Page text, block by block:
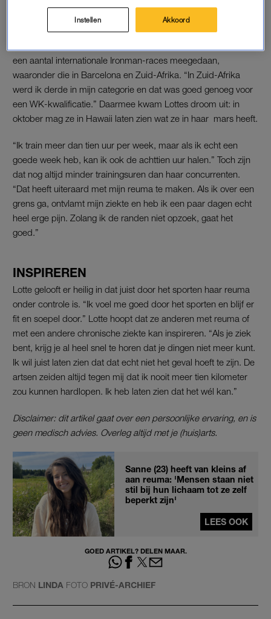
adrenaline door mijn lijf stromen en word er gewoon hartstikke
gelukkig van.” En dus staat Lottes leven in het teken van veel
een aantal internationale Ironman-races meegedaan,
waaronder die in Barcelona en Zuid-Afrika. “In Zuid-Afrika
werd ik derde in mijn categorie en dat was goed genoeg voor
een WK-kwalificatie.” Daarmee kwam Lottes droom uit: in
oktober mag ze in Hawaii laten zien wat ze in haar mars heeft.
“Ik train meer dan tien uur per week, maar als ik echt een
goede week heb, kan ik ook de achttien uur halen.” Toch zijn
dat nog altijd minder trainingsuren dan haar concurrenten.
“Dat heeft uiteraard met mijn reuma te maken. Als ik over een
grens ga, ontvlamt mijn ziekte en heb ik een paar dagen echt
heel erge pijn. Zolang ik de randen niet opzoek, gaat het
goed.”
INSPIREREN
Lotte gelooft er heilig in dat juist door het sporten haar reuma
onder controle is. “Ik voel me goed door het sporten en blijf er
fit en soepel door.” Lotte hoopt dat ze anderen met reuma of
met een andere chronische ziekte kan inspireren. “Als je ziek
bent, krijg je al heel snel te horen dat je dingen niet meer kunt.
Ik wil juist laten zien dat dat echt niet het geval hoeft te zijn. De
artsen zeiden altijd tegen mij dat ik nooit meer tien kilometer
zou kunnen hardlopen. Ik heb laten zien dat het wél kan.”
Disclaimer: dit artikel gaat over een persoonlijke ervaring, en is
geen medisch advies. Overleg altijd met je (huis)arts.
Sanne (23) heeft van kleins af
aan reuma: 'Mensen staan niet
stil bij hun lichaam tot ze zelf
beperkt zijn'
LEES OOK
GOED ARTIKEL? DELEN MAAR.
BRON LINDA FOTO PRIVÉ-ARCHIEF
Instellen Akkoord